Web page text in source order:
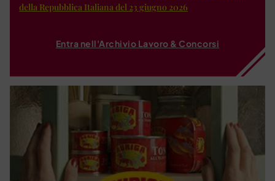
della Repubblica Italiana del 23 giugno 2026
Entra nell'Archivio Lavoro & Concorsi